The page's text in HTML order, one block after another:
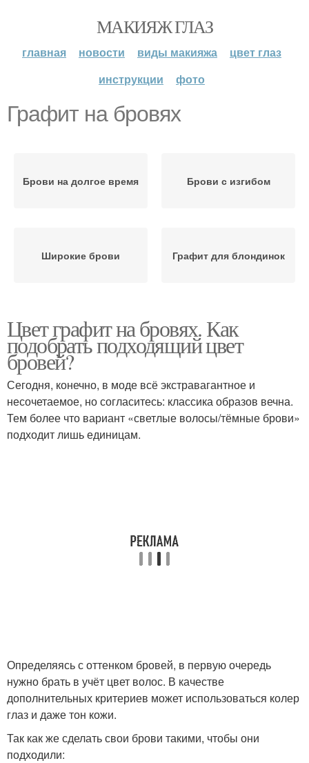
МАКИЯЖ ГЛАЗ
главная новости виды макияжа
цвет глаз
инструкции
фото
Графит на бровях
Брови на долгое время Брови с изгибом
Широкие брови Графит для блондинок
Цвет графит на бровях. Как
подобрать подходящий цвет
бровей?
Сегодня, конечно, в моде всё экстравагантное и
несочетаемое, но согласитесь: классика образов вечна.
Тем более что вариант «светлые волосы/тёмные брови»
подходит лишь единицам.
Определяясь с оттенком бровей, в первую очередь
нужно брать в учёт цвет волос. В качестве
дополнительных критериев может использоваться колер
глаз и даже тон кожи.
Так как же сделать свои брови такими, чтобы они
подходили: